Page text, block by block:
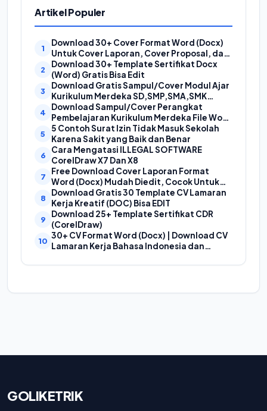
Artikel Populer
Download 30+ Cover Format Word (Docx)
Untuk Cover Laporan, Cover Proposal, dan
Cover Makalah
Download 30+ Template Sertifikat Docx
(Word) Gratis Bisa Edit
Download Gratis Sampul/Cover Modul Ajar
Kurikulum Merdeka SD,SMP,SMA,SMK
Format Doc (Ms Word)
Download Sampul/Cover Perangkat
Pembelajaran Kurikulum Merdeka File Word
(Doc) | Contoh Cover Kurikum Merdeka
5 Contoh Surat Izin Tidak Masuk Sekolah
Karena Sakit yang Baik dan Benar
Cara Mengatasi ILLEGAL SOFTWARE
CorelDraw X7 Dan X8
Free Download Cover Laporan Format
Word (Docx) Mudah Diedit, Cocok Untuk
Cover Laporan Kegiatan, Makalah Dan
Proposal
Download Gratis 30 Template CV Lamaran
Kerja Kreatif (DOC) Bisa EDIT
Download 25+ Template Sertifikat CDR
(CorelDraw)
30+ CV Format Word (Docx) | Download CV
Lamaran Kerja Bahasa Indonesia dan
GOLIKETRIK